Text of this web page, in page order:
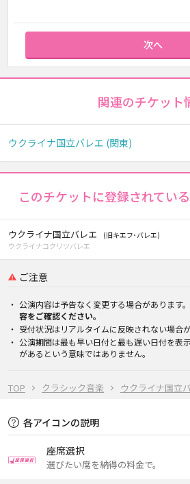
TOP クラシック音楽 ウクライナ国立
次へ
関連のチケット
ウクライナ国立バレエ (関東)
このチケットに登録されてい
ウクライナ国立バレエ
(旧キエフ･バレエ)
ウクライナコクリツバレエ
ご注意
公演内容は予告なく変更する場合があります
容をご確認ください。
受付状況はリアルタイムに反映されない場合が
公演期間は最も早い日付と最も遅い日付を表
があるという意味ではありません。
各アイコンの説明
座席選択
選びたい席を納得の料金で。